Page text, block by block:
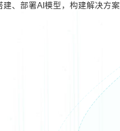
、部署AI模型，构建解决方案